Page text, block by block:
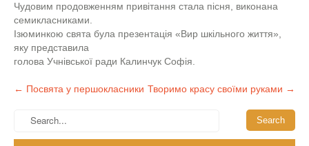
Чудовим продовженням привітання стала пісня, виконана
семикласниками.
Ізюминкою свята була презентація «Вир шкільного життя»,
яку представила
голова Учнівської ради Калинчук Софія.
Post
← Посвята у першокласники Творимо красу своїми руками →